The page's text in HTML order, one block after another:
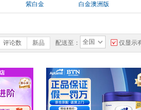
紫白金 白金澳洲版
评论数 新品 配送至： 全国 仅显示